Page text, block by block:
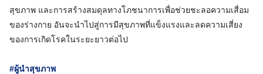
สุขภาพ และการสร้างสมดุลทางโภชนาการเพื่อช่วยชะลอความเสื่อม
ของร่างกาย อันจะนำไปสู่การมีสุขภาพที่แข็งแรงและลดความเสี่ยง
ของการเกิดโรคในระยะยาวต่อไป
#ผู้นำสุขภาพ